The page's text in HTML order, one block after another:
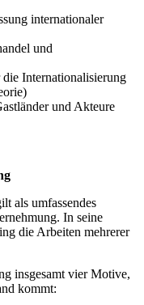
internationaler
und
Internationalisierung
und Akteure
als umfassendes
In seine
die Arbeiten mehrerer
insgesamt vier Motive,
kommt: